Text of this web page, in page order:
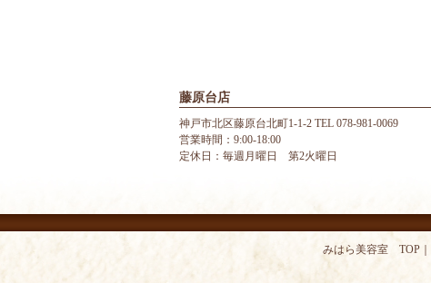
藤原台店
神戸市北区藤原台北町1-1-2 TEL 078-981-0069
営業時間：9:00-18:00
定休日：毎週月曜日 第2火曜日
みはら美容室 TOP｜